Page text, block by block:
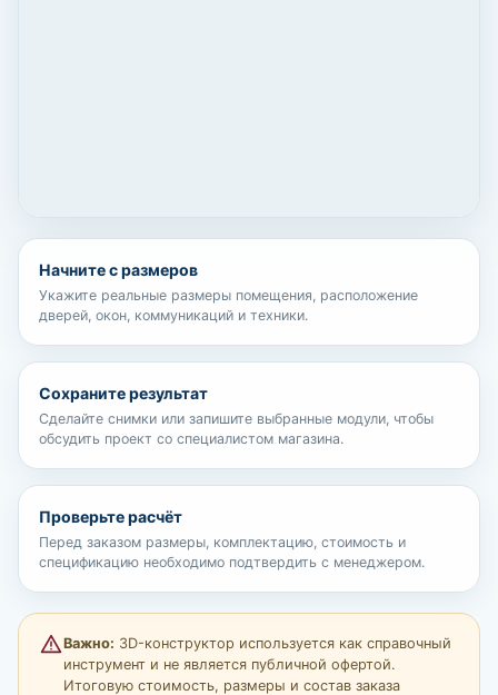
Начните с размеров
Укажите реальные размеры помещения, расположение
дверей, окон, коммуникаций и техники.
Сохраните результат
Сделайте снимки или запишите выбранные модули, чтобы
обсудить проект со специалистом магазина.
Проверьте расчёт
Перед заказом размеры, комплектацию, стоимость и
спецификацию необходимо подтвердить с менеджером.
Важно: 3D-конструктор используется как справочный
инструмент и не является публичной офертой.
Итоговую стоимость, размеры и состав заказа